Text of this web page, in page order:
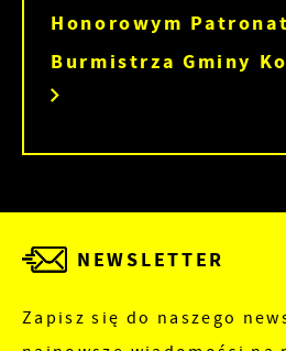
Honorowym
Burmistrza Gminy
NEWSLETTER
Zapisz się do naszego